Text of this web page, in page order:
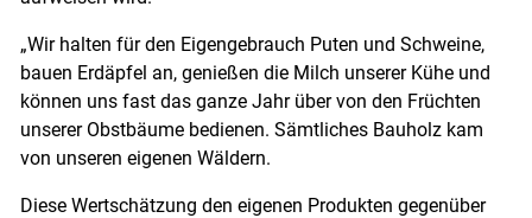
„Wir halten für den Eigengebrauch Puten und Schweine,
bauen Erdäpfel an, genießen die Milch unserer Kühe und
können uns fast das ganze Jahr über von den Früchten
unserer Obstbäume bedienen. Sämtliches Bauholz kam
von unseren eigenen Wäldern.
Diese Wertschätzung den eigenen Produkten gegenüber